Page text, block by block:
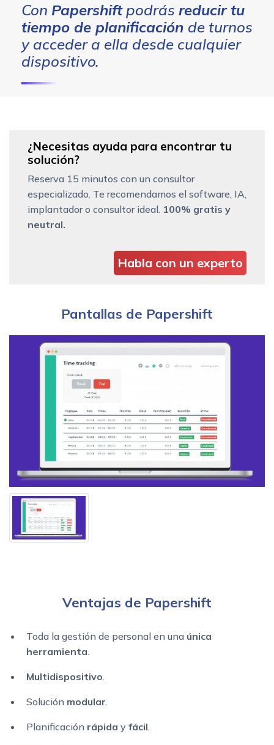
Con Papershiftpodrás reducir tu
tiempo de planificación de turnos
y acceder a ella desde cualquier
dispositivo.
¿Necesitas ayuda para encontrar tu
solución?
Reserva 15 minutos con un consultor
especializado. Te recomendamos el software, IA,
implantador o consultor ideal. 100% gratis y
neutral.
Habla con un experto
Pantallas de Papershift
Ventajas de Papershift
Toda la gestión de personal en una única
herramienta.
Multidispositivo.
Solución modular.
Planificación rápida y fácil.